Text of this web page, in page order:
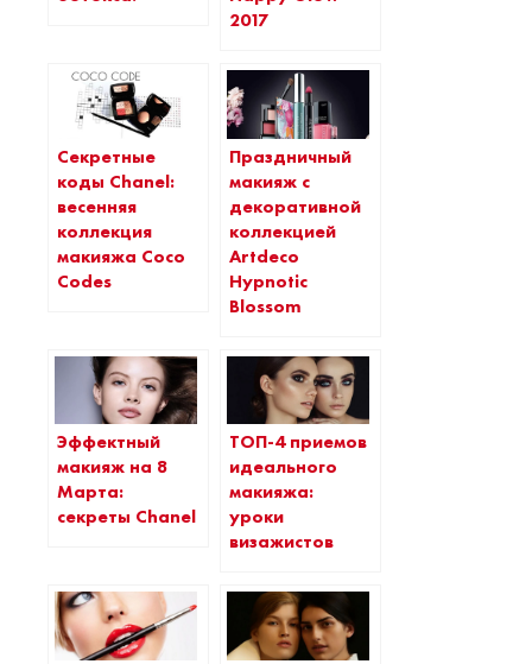
2017
Секретные
коды Chanel:
весенняя
коллекция
макияжа Coco
Codes
Праздничный
макияж с
декоративной
коллекцией
Artdeco
Hypnotic
Blossom
Эффектный
макияж на 8
Марта:
секреты Chanel
ТОП-4 приемов
идеального
макияжа:
уроки
визажистов